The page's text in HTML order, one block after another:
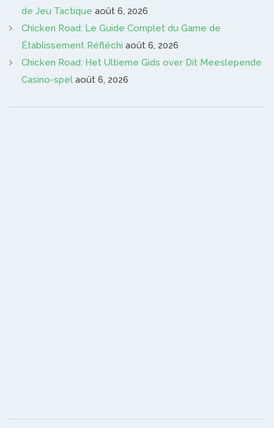
de Jeu Tactique août 6, 2026
Chicken Road: Le Guide Complet du Game de
Établissement Réfléchi août 6, 2026
Chicken Road: Het Ultieme Gids over Dit Meeslepende
Casino-spel août 6, 2026